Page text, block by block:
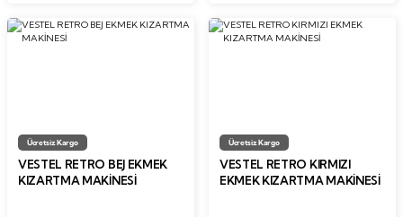
Ücretsiz Kargo
VESTEL RETRO BEJ EKMEK
KIZARTMA MAKİNESİ
Ücretsiz Kargo
VESTEL RETRO KIRMIZI
EKMEK KIZARTMA MAKİNESİ